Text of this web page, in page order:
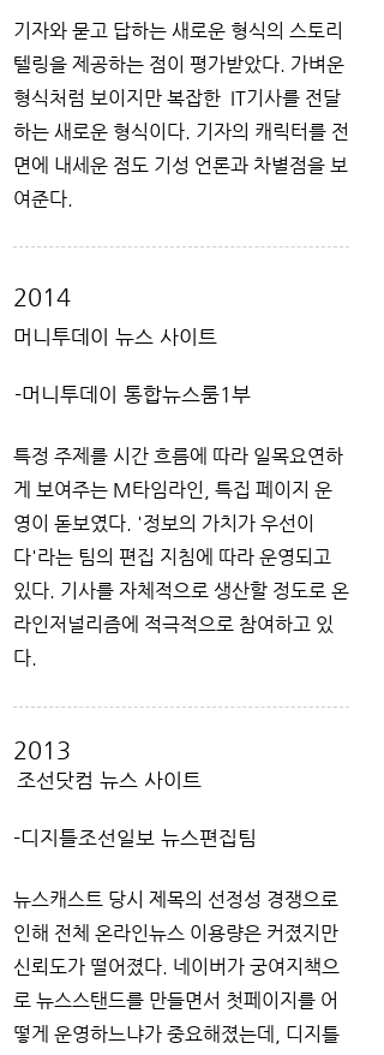
기자와 묻고 답하는 새로운 형식의 스토리
텔링을 제공하는 점이 평가받았다. 가벼운
형식처럼 보이지만 복잡한 IT기사를 전달
하는 새로운 형식이다. 기자의 캐릭터를 전
면에 내세운 점도 기성 언론과 차별점을 보
여준다.
2014
머니투데이 뉴스 사이트
-머니투데이 통합뉴스룸1부
특정 주제를 시간 흐름에 따라 일목요연하
게 보여주는 M타임라인, 특집 페이지 운
영이 돋보였다. '정보의 가치가 우선이
다'라는 팀의 편집 지침에 따라 운영되고
있다. 기사를 자체적으로 생산할 정도로 온
라인저널리즘에 적극적으로 참여하고 있
다.
2013
조선닷컴 뉴스 사이트
-디지틀조선일보 뉴스편집팀
뉴스캐스트 당시 제목의 선정성 경쟁으로
인해 전체 온라인뉴스 이용량은 커졌지만
신뢰도가 떨어졌다. 네이버가 궁여지책으
로 뉴스스탠드를 만들면서 첫페이지를 어
떻게 운영하느냐가 중요해졌는데, 디지틀